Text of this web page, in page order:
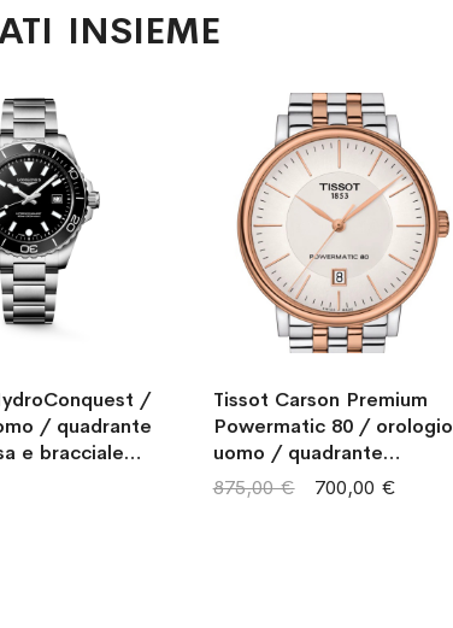
INSIEME
/
/ quadrante
e bracciale
Tissot Carson Premium
Powermatic 80 / orologio
uomo / quadrante
argentato / cassa e
bracciale acciaio e PVD
700,00 €
875,00 €